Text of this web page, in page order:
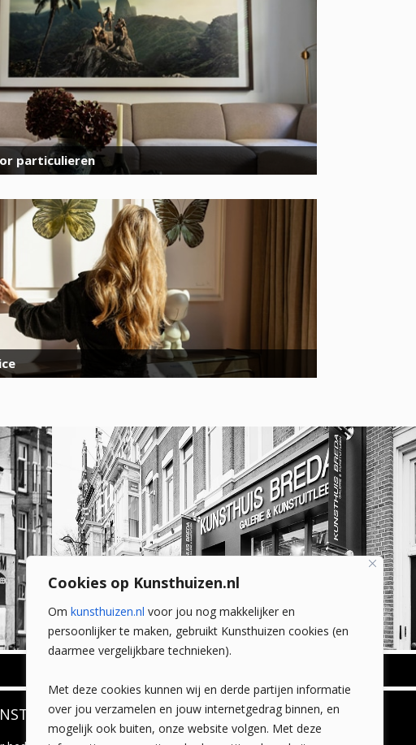
Cookies op Kunsthuizen.nl
Om kunsthuizen.nl voor jou nog makkelijker en
persoonlijker te maken, gebruikt Kunsthuizen cookies (en
daarmee vergelijkbare technieken).
Met deze cookies kunnen wij en derde partijen informatie
over jou verzamelen en jouw internetgedrag binnen, en
mogelijk ook buiten, onze website volgen. Met deze
particulieren
Wilhelminastraat 11
4818 SB Breda
+31 (0)76 5221309
CONTACT